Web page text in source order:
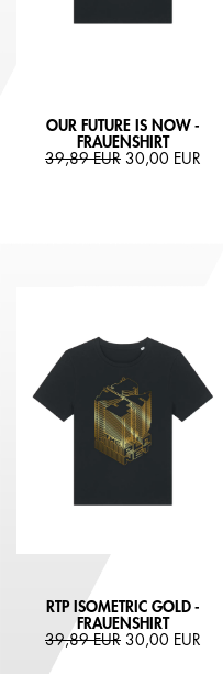
OUR FUTURE IS NOW -
FRAUENSHIRT
39,89 EUR 30,00 EUR
RTP ISOMETRIC GOLD -
FRAUENSHIRT
39,89 EUR 30,00 EUR